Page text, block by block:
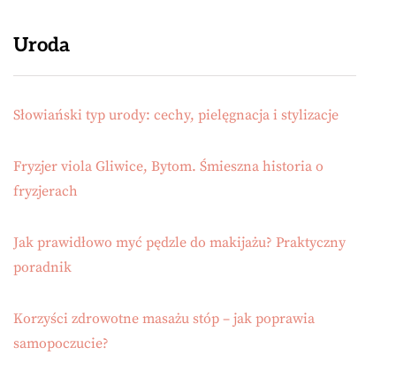
Uroda
Słowiański typ urody: cechy, pielęgnacja i stylizacje
Fryzjer viola Gliwice, Bytom. Śmieszna historia o
fryzjerach
Jak prawidłowo myć pędzle do makijażu? Praktyczny
poradnik
Korzyści zdrowotne masażu stóp – jak poprawia
samopoczucie?